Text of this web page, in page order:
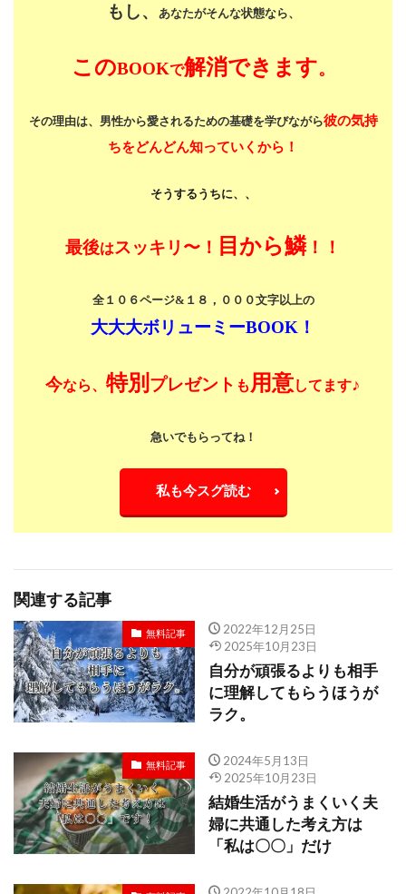
もし、 あなたがそんな状態なら、
このBOOKで解消できます。
その理由は、男性から愛されるための基礎を学びながら彼の気持
ちをどんどん知っていくから！
そうするうちに、、
最後はスッキリ〜！ 目から鱗！！
全１０６ページ&１８，０００文字以上の
大大大ボリューミーBOOK！
今なら、 特別 プレゼント も 用意してます♪
急いでもらってね！
私も今スグ読む
関連する記事
無料記事
2022年12月25日
2025年10月23日
自分が頑張るよりも相手
に理解してもらうほうが
ラク。
無料記事
2024年5月13日
2025年10月23日
結婚生活がうまくいく夫
婦に共通した考え方は
「私は〇〇」だけ